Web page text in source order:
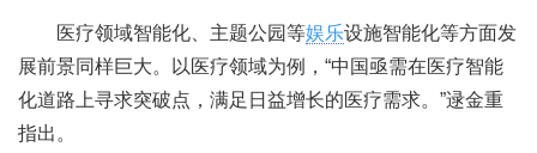
医疗领域智能化、主题公园等娱乐设施智能化等方面发
展前景同样巨大。以医疗领域为例，“中国亟需在医疗智能
化道路上寻求突破点，满足日益增长的医疗需求。”逯金重
指出。